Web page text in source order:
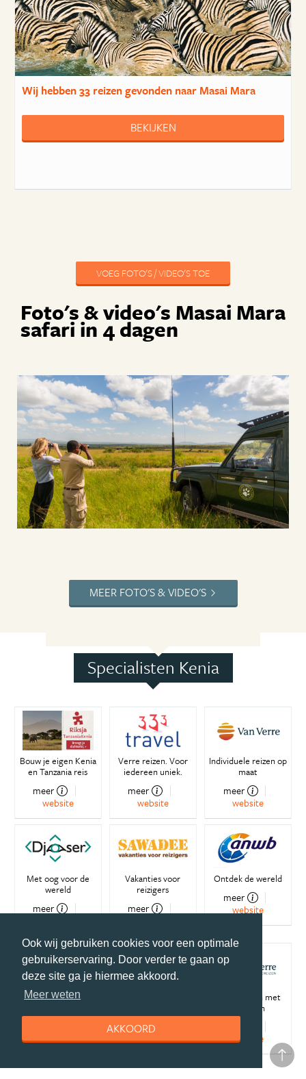
Ook wij gebruiken cookies voor een optimale
gebruikerservaring. Door verder te gaan op
deze site ga je hiermee akkoord.
Meer weten
AKKOORD
Wij hebben33 reizengevonden naar Masai Mara
BEKIJKEN
VOEG FOTO'S / VIDEO'S TOE
Foto's & video's Masai Mara
safari in 4 dagen
MEER FOTO'S & VIDEO'S
Specialisten Kenia
Bouw je eigen Kenia
en Tanzania reis
meer
website
Verre reizen. Voor
iedereen uniek.
meer
website
Individuele reizen op
maat
meer
website
Met oog voor de
wereld
meer
Vakanties voor
reizigers
meer
Ontdek de wereld
meer
website
Maatwerk
website
meer
website
Verre reizen met
kinderen
website